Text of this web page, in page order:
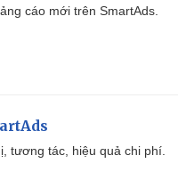
cáo mới trên SmartAds.
tương tác, hiệu quả chi phí.